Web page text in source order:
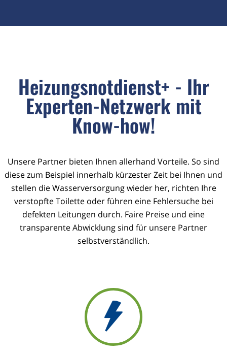
Heizungsnotdienst+ - Ihr
Experten-Netzwerk mit
Know-how!
Unsere Partner bieten Ihnen allerhand Vorteile. So sind
diese zum Beispiel innerhalb kürzester Zeit bei Ihnen und
stellen die Wasserversorgung wieder her, richten Ihre
verstopfte Toilette oder führen eine Fehlersuche bei
defekten Leitungen durch. Faire Preise und eine
transparente Abwicklung sind für unsere Partner
selbstverständlich.